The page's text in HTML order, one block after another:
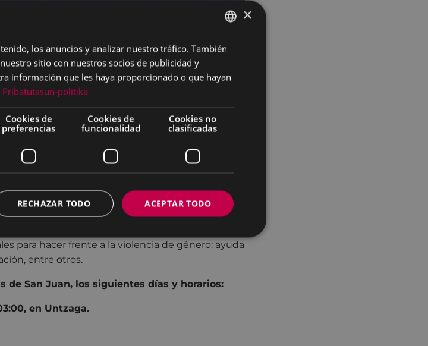
sexualidad y unas relaciones sanas.
para hacer frente a la violencia de género: ayuda
entre otros.
de San Juan, los siguientes días y horarios:
en Untzaga.
BASQUE
×
los anuncios y analizar nuestro tráfico. También
sitio con nuestros socios de publicidad y
información que les haya proporcionado o que hayan
Pribatutasun-politika
Cookies de
preferencias
Cookies de
funcionalidad
Cookies no
clasificadas
ACEPTAR TODO
RECHAZAR TODO